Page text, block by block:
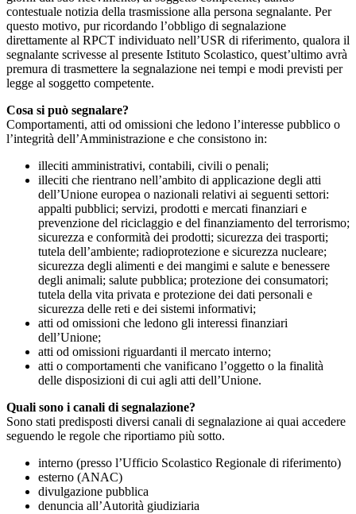
contestuale notizia della trasmissione alla persona segnalante. Per
questo motivo, pur ricordando l’obbligo di segnalazione
direttamente al RPCT individuato nell’USR di riferimento, qualora il
segnalante scrivesse al presente Istituto Scolastico, quest’ultimo avrà
premura di trasmettere la segnalazione nei tempi e modi previsti per
legge al soggetto competente.
Cosa si può segnalare?
Comportamenti, atti od omissioni che ledono l’interesse pubblico o
l’integrità dell’Amministrazione e che consistono in:
illeciti amministrativi, contabili, civili o penali;
illeciti che rientrano nell’ambito di applicazione degli atti
dell’Unione europea o nazionali relativi ai seguenti settori:
appalti pubblici; servizi, prodotti e mercati finanziari e
prevenzione del riciclaggio e del finanziamento del terrorismo;
sicurezza e conformità dei prodotti; sicurezza dei trasporti;
tutela dell’ambiente; radioprotezione e sicurezza nucleare;
sicurezza degli alimenti e dei mangimi e salute e benessere
degli animali; salute pubblica; protezione dei consumatori;
tutela della vita privata e protezione dei dati personali e
sicurezza delle reti e dei sistemi informativi;
atti od omissioni che ledono gli interessi finanziari
dell’Unione;
atti od omissioni riguardanti il mercato interno;
atti o comportamenti che vanificano l’oggetto o la finalità
delle disposizioni di cui agli atti dell’Unione.
Quali sono i canali di segnalazione?
Sono stati predisposti diversi canali di segnalazione ai quai accedere
seguendo le regole che riportiamo più sotto.
interno (presso l’Ufficio Scolastico Regionale di riferimento)
esterno (ANAC)
divulgazione pubblica
denuncia all’Autorità giudiziaria